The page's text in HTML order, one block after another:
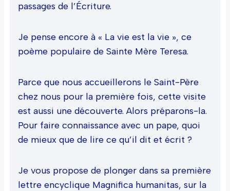
passages de l’Écriture.
Je pense encore à « La vie est la vie », ce
poème populaire de Sainte Mère Teresa.
Parce que nous accueillerons le Saint-Père
chez nous pour la première fois, cette visite
est aussi une découverte. Alors préparons-la.
Pour faire connaissance avec un pape, quoi
de mieux que de lire ce qu’il dit et écrit ?
Je vous propose de plonger dans sa première
lettre encyclique Magnifica humanitas, sur la